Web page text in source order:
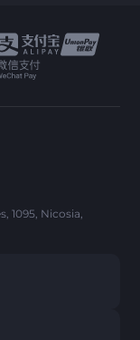
1095, Nicosia,